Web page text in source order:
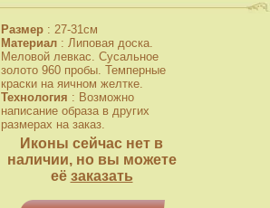
Размер : 27-31см
Материал : Липовая доска.
Меловой левкас. Сусальное
золото 960 пробы. Темперные
краски на яичном желтке.
Технология : Возможно
написание образа в других
размерах на заказ.
Иконы сейчас нет в
наличии, но вы можете
её заказать